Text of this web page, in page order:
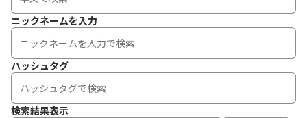
ニックネームを入力
ハッシュタグ
検索結果表示